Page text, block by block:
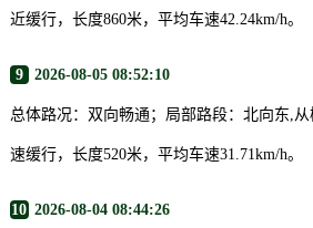
近缓行，长度860米，平均车速42.24km/h。
9 2026-08-05 08:52:10
总体路况：双向畅通；局部路段：北向东,
速缓行，长度520米，平均车速31.71km/h。
10 2026-08-04 08:44:26